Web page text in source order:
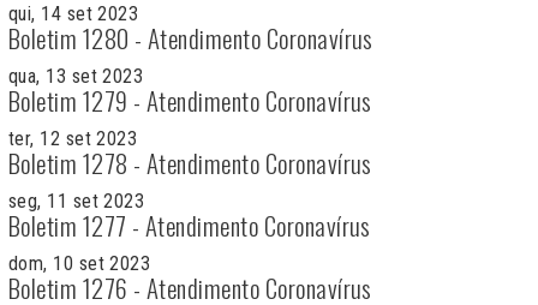
qui, 14 set 2023
Boletim 1280 - Atendimento Coronavírus
qua, 13 set 2023
Boletim 1279 - Atendimento Coronavírus
ter, 12 set 2023
Boletim 1278 - Atendimento Coronavírus
seg, 11 set 2023
Boletim 1277 - Atendimento Coronavírus
dom, 10 set 2023
Boletim 1276 - Atendimento Coronavírus